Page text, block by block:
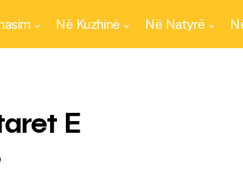
Në Kuzhinë Në Natyrë
E